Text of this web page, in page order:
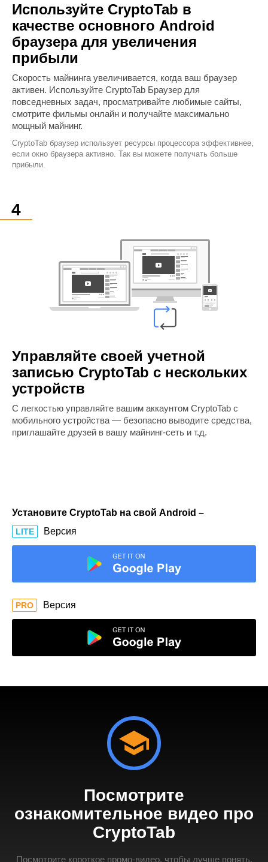
Используйте CryptoTab в
качестве основного Android
браузера для увеличения
прибыли
Cкорость майнинга увеличивается, когда ваш браузер
активен. Используйте CryptoTab Браузер для
повседневных задач, просматривайте любимые сайты,
смотрите фильмы онлайн и получайте максимально
мощный майнинг.
CryptoTab браузер использует ресурсы процессора эффективнее,
если окно браузера активно. Так вы можете получать больше
прибыли.
Управляйте своей учетной
записью CryptoTab с нескольких
устройств
С легкостью управляйте вашим аккаунтом CryptoTab с
мобильного устройства — безопасно выводите средства,
приглашайте друзей в вашу майнинг-сеть и т.д.
Установите CryptoTab на свой Android –
LITE Версия
PRO Версия
Посмотрите
ознакомительное видео про
CryptoTab
Посмотрите короткое промо-видео, чтобы лучше понять,